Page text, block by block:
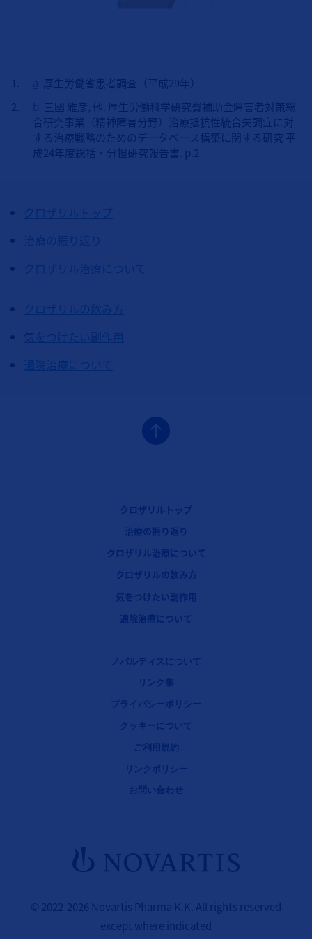
a 厚生労働省患者調査（平成29年）
b 三國 雅彦, 他. 厚生労働科学研究費補助金障害者対策総
合研究事業（精神障害分野）治療抵抗性統合失調症に対
する治療戦略のためのデータベース構築に関する研究 平
成24年度総括・分担研究報告書. p.2
クロザリルトップ
治療の振り返り
クロザリル治療について
クロザリルの飲み方
気をつけたい副作用
通院治療について
クロザリルトップ
治療の振り返り
クロザリル治療について
クロザリルの飲み方
気をつけたい副作用
通院治療について
Legal [Footer Second]ノバルティスについて
リンク集
プライバシーポリシー
クッキーについて
ご利用規約
リンクポリシー
お問い合わせ
© 2022-2026 Novartis Pharma K.K. All rights reserved
except where indicated